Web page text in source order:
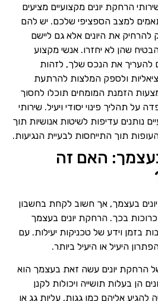
הרחקת יונים מקצועיים מציעים
למצב הספציפי שלכם. יש להם
את היונים אלא גם ליישם
שהן לא יחזרו. אנשי מקצוע
להעריך את הנכס שלך, לזהות
ולספק המלצות להרתעת
הזמנת המומחים תוכלו לחסוך
על תהליך פינוי יסודי ויעיל. שירותי
נותנים עדיפות לשיטות אנושיות תוך
תוך התייחסות לבעיית הנגיעות.
האם זה
בעצמך, אך חשוב לקחת בחשבון
בכך. הרחקת יונים בעצמך
בזמן וידע של טכניקות יעילות. עם
היעיל או היעיל ביותר.
הרחקת יונים עשה זאת בעצמך הוא
הן בעלות תושייה ויכולות לקנן
אליהם כמו גגות, עליות גג או